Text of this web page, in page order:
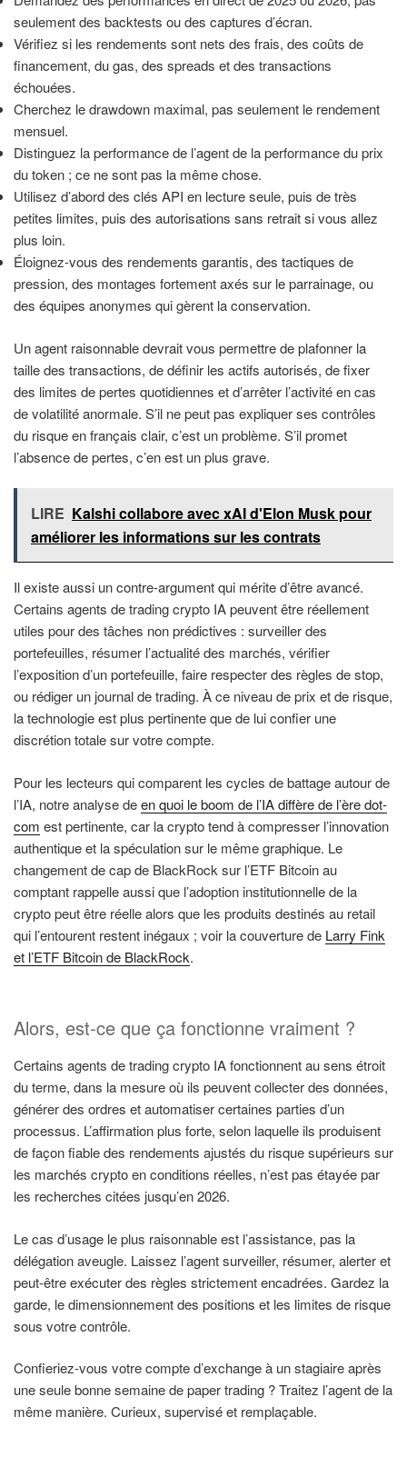
seulement des backtests ou des captures d’écran.
Vérifiez si les rendements sont nets des frais, des coûts de
financement, du gas, des spreads et des transactions
échouées.
Cherchez le drawdown maximal, pas seulement le rendement
mensuel.
Distinguez la performance de l’agent de la performance du prix
du token ; ce ne sont pas la même chose.
Utilisez d’abord des clés API en lecture seule, puis de très
petites limites, puis des autorisations sans retrait si vous allez
plus loin.
Éloignez-vous des rendements garantis, des tactiques de
pression, des montages fortement axés sur le parrainage, ou
des équipes anonymes qui gèrent la conservation.
Un agent raisonnable devrait vous permettre de plafonner la
taille des transactions, de définir les actifs autorisés, de fixer
des limites de pertes quotidiennes et d’arrêter l’activité en cas
de volatilité anormale. S’il ne peut pas expliquer ses contrôles
du risque en français clair, c’est un problème. S’il promet
l’absence de pertes, c’en est un plus grave.
LIRE Kalshi collabore avec xAI d'Elon Musk pour
améliorer les informations sur les contrats
Il existe aussi un contre-argument qui mérite d’être avancé.
Certains agents de trading crypto IA peuvent être réellement
utiles pour des tâches non prédictives : surveiller des
portefeuilles, résumer l’actualité des marchés, vérifier
l’exposition d’un portefeuille, faire respecter des règles de stop,
ou rédiger un journal de trading. À ce niveau de prix et de risque,
la technologie est plus pertinente que de lui confier une
discrétion totale sur votre compte.
Pour les lecteurs qui comparent les cycles de battage autour de
l’IA, notre analyse deen quoi le boom de l’IA diffère de l’ère dot-
com est pertinente, car la crypto tend à compresser l’innovation
authentique et la spéculation sur le même graphique. Le
changement de cap de BlackRock sur l’ETF Bitcoin au
comptant rappelle aussi que l’adoption institutionnelle de la
crypto peut être réelle alors que les produits destinés au retail
qui l’entourent restent inégaux ; voir la couverture de Larry Fink
et l’ETF Bitcoin de BlackRock.
Alors, est-ce que ça fonctionne vraiment ?
Certains agents de trading crypto IA fonctionnent au sens étroit
du terme, dans la mesure où ils peuvent collecter des données,
générer des ordres et automatiser certaines parties d’un
processus. L’affirmation plus forte, selon laquelle ils produisent
de façon fiable des rendements ajustés du risque supérieurs sur
les marchés crypto en conditions réelles, n’est pas étayée par
les recherches citées jusqu’en 2026.
Le cas d’usage le plus raisonnable est l’assistance, pas la
délégation aveugle. Laissez l’agent surveiller, résumer, alerter et
peut-être exécuter des règles strictement encadrées. Gardez la
garde, le dimensionnement des positions et les limites de risque
sous votre contrôle.
Confieriez-vous votre compte d’exchange à un stagiaire après
une seule bonne semaine de paper trading ? Traitez l’agent de la
même manière. Curieux, supervisé et remplaçable.